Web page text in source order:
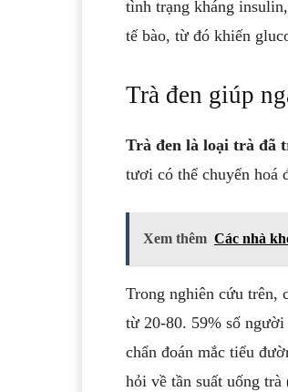
tình trạng kháng
Trà đen giúp
‏Trà đen là loại trà đã
Xem thêm Các nhà
từ 20-80. 59% số
chẩn đoán mắc tiểu
hỏi về tần suất uống